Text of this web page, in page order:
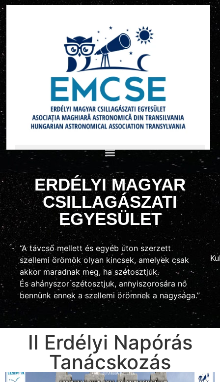
ERDÉLYI MAGYAR
CSILLAGÁSZATI
EGYESÜLET
“A távcső mellett és egyéb úton szerzett
szellemi örömök olyan kincsek, amelyek csak
akkor maradnak meg, ha szétosztjuk.
És ahányszor szétosztjuk, annyiszorosára nő
bennünk ennek a szellemi örömnek a nagysága.”
II Erdélyi Napórás
Tanácskozás